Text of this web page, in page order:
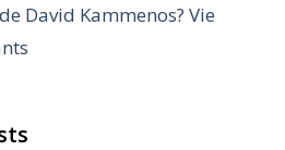
David Kammenos? Vie